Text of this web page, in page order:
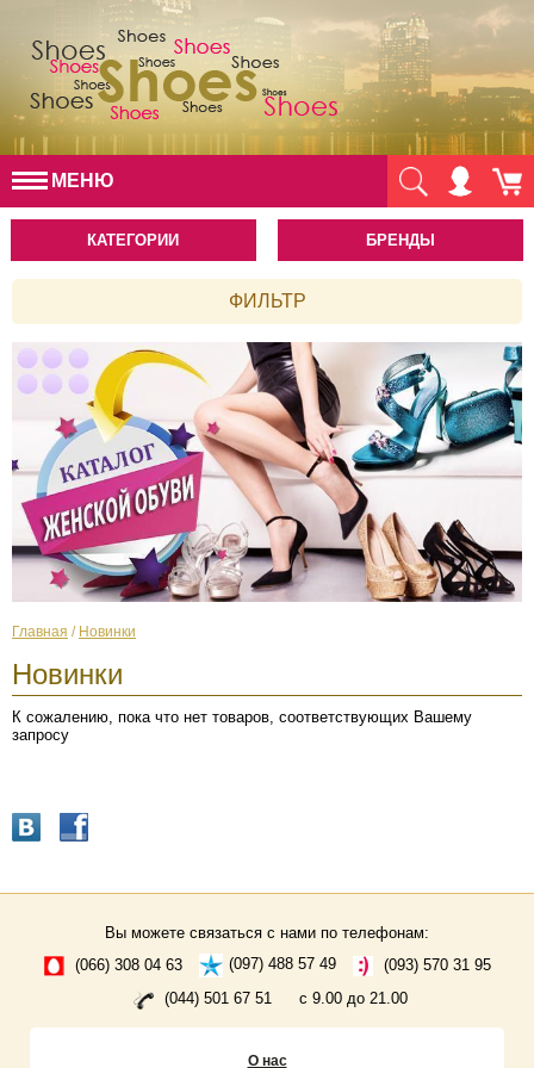
МЕНЮ
КАТЕГОРИИ БРЕНДЫ
ФИЛЬТР
Главная / Новинки
Новинки
К сожалению, пока что нет товаров, соответствующих Вашему
запросу
Вы можете связаться с нами по телефонам:
(066) 308 04 63
(097) 488 57 49
(093) 570 31 95
(044) 501 67 51
с 9.00 до 21.00
О нас